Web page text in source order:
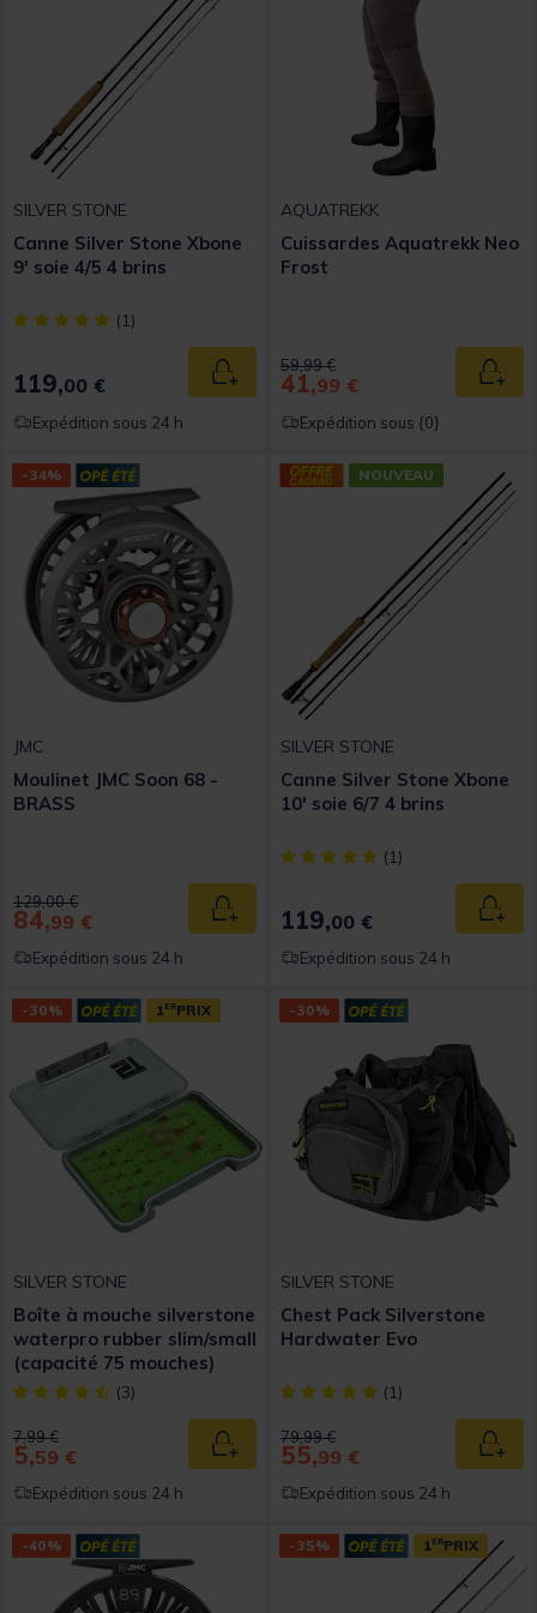
SILVER STONE
Canne Silver Stone Xbone
9' soie 4/5 4 brins
[object Object] out of 5 Customer Rating
(1)
119,00 € Ajouter au panier
Expédition sous 24 h
AQUATREKK
Cuissardes Aquatrekk Neo
Frost
Price reduced from
59,99 €to
41,99 €
Expédition sous {0}
-34%
JMC
Moulinet JMC Soon 68 -
BRASS
Price reduced from
129,00 €to
84,99 € Ajouter au panier
Expédition sous 24 h
NOUVEAU
SILVER STONE
Canne Silver Stone Xbone
10' soie 6/7 4 brins
[object Object] out of 5
(1)
119,00 €
Expédition sous 24 h
-30% 1 ERPRIX
SILVER STONE
Boîte à mouche silverstone
waterpro rubber slim/small
(capacité 75 mouches)
[object Object] out of 5 Customer Rating
(3)
Price reduced from
7,99 €to
5,59 € Ajouter au panier
Expédition sous 24 h
-30%
SILVER STONE
Chest Pack Silverstone
Hardwater Evo
[object Object] out of 5
(1)
Price reduced from
79,99 €to
55,99 €
Expédition sous 24 h
-40% -35% 1 ERPRIX